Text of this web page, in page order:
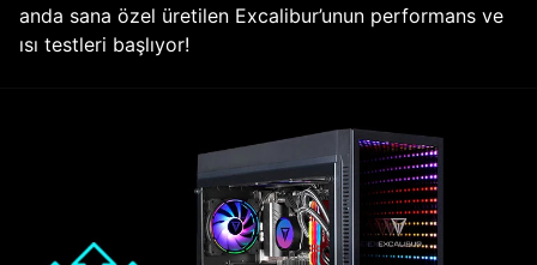
anda sana özel üretilen Excalibur’unun performans ve
ısı testleri başlıyor!